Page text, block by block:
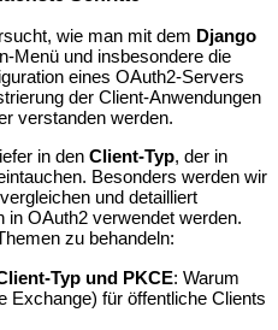
wie man mit dem Django
Menü und insbesondere die
eines OAuth2-Servers
der Client-Anwendungen
verstanden werden.
in den Client-Typ, der in
Besonders werden wir
und detailliert
in OAuth2 verwendet werden.
zu behandeln:
Typ und PKCE: Warum
Exchange) für öffentliche Clients